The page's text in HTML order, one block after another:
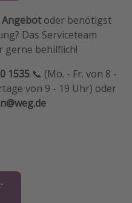
Angebotoder benötigst
Das Serviceteam
gerne behilflich!
1535 📞 (Mo. - Fr. von 8 -
von 9 - 19 Uhr) oder